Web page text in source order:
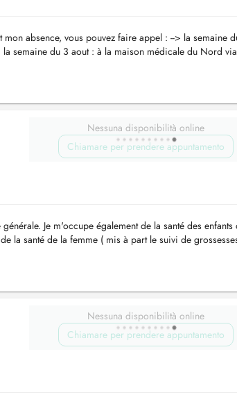
absence, vous pouvez faire appel : --> la semaine
semaine du 3 aout : à la maison médicale du Nord
Nessuna disponibilità online
Chiamare per prendere appuntamento
Je m'occupe également de la santé des enfants
la santé de la femme ( mis à part le suivi de
Nessuna disponibilità online
Chiamare per prendere appuntamento